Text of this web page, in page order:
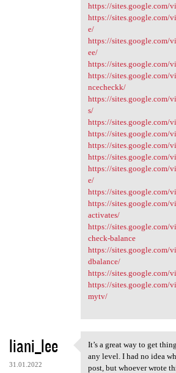
https://sites.google.com/
https://sites.google.com/
e/
https://sites.google.com/
ee/
https://sites.google.com/
https://sites.google.com/
ncecheckk/
https://sites.google.com/
s/
https://sites.google.com/
https://sites.google.com/
https://sites.google.com/
https://sites.google.com/
https://sites.google.com/
e/
https://sites.google.com/
https://sites.google.com/
activates/
https://sites.google.com/
check-balance
https://sites.google.com/
dbalance/
https://sites.google.com/
https://sites.google.com/
mytv/
liani_lee
31.01.2022
It’s a great way to
It’s a great way to get
any level. I had no idea
post, but whoever wrote